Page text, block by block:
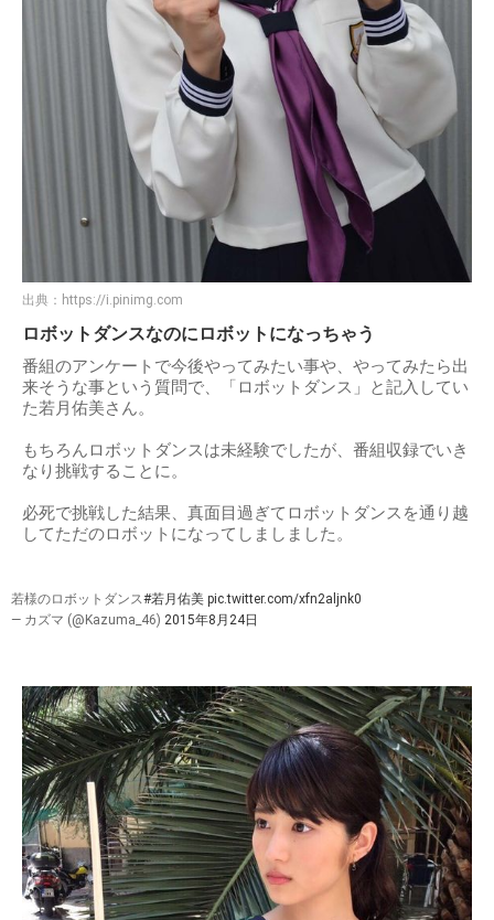
出典： https://i.pinimg.com
ロボットダンスなのにロボットになっちゃう
番組のアンケートで今後やってみたい事や、やってみたら出
来そうな事という質問で、「ロボットダンス」と記入してい
た若月佑美さん。
もちろんロボットダンスは未経験でしたが、番組収録でいき
なり挑戦することに。
必死で挑戦した結果、真面目過ぎてロボットダンスを通り越
してただのロボットになってしましました。
若様のロボットダンス#若月佑美 pic.twitter.com/xfn2aljnk0
— カズマ (@Kazuma_46) 2015年8月24日